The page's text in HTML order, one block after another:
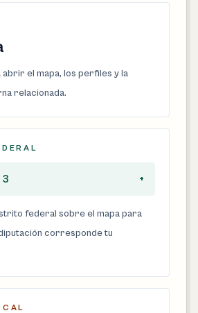
abrir el mapa, los perfiles y la
relacionada.
+
federal sobre el mapa para
corresponde tu